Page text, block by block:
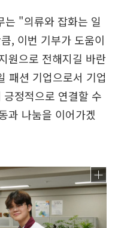
는 "의류와 잡화는 일
, 이번 기부가 도움이
원으로 전해지길 바란
패션 기업으로서 기업
정적으로 연결할 수
과 나눔을 이어가겠